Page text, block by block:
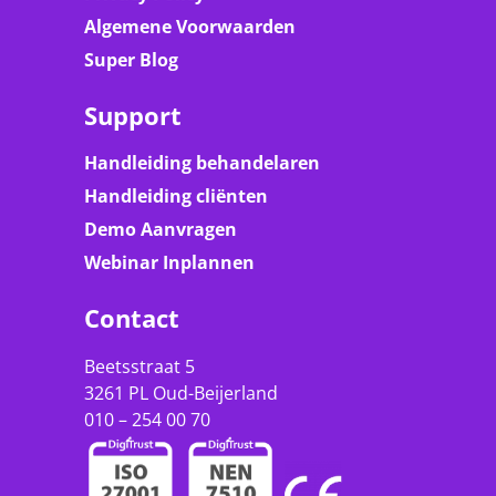
Algemene Voorwaarden
Super Blog
Support
Handleiding behandelaren
Handleiding cliënten
Demo Aanvragen
Webinar Inplannen
Contact
Beetsstraat 5
3261 PL Oud-Beijerland
010 – 254 00 70